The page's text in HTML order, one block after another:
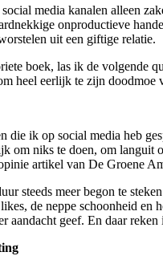
media kanalen alleen
onproductieve
uit een giftige relatie.
boek, las ik de volgende
heel eerlijk te zijn
ik op social media heb
om niks te doen, om languit
artikel van De Groene
steeds meer begon te
de neppe schoonheid en
aandacht geef. En daar